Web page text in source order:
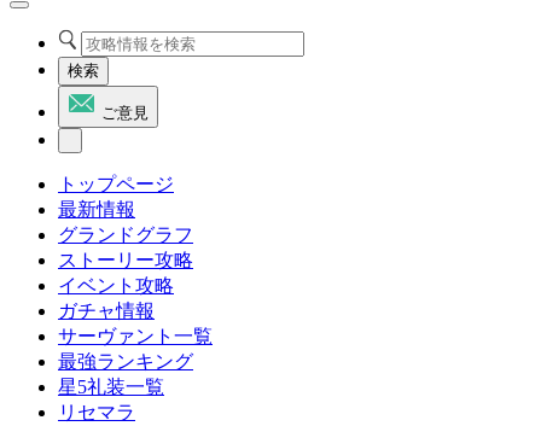
検索
ご意見
トップページ
最新情報
グランドグラフ
ストーリー攻略
イベント攻略
ガチャ情報
サーヴァント一覧
最強ランキング
星5礼装一覧
リセマラ